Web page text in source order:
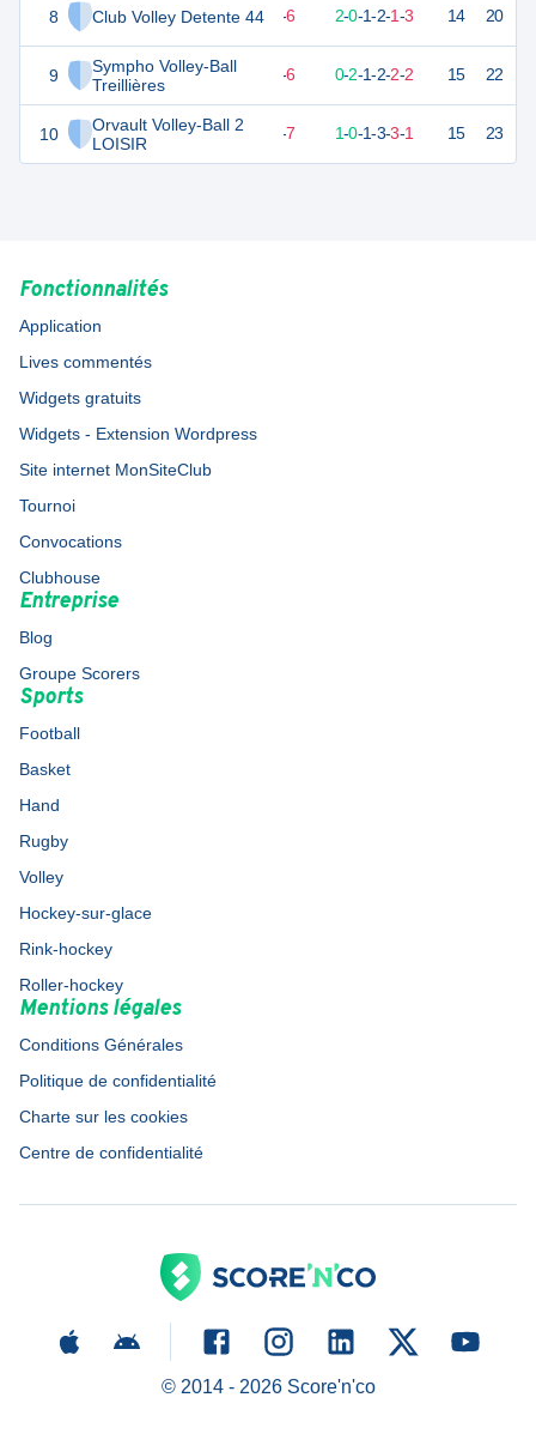
8 Club Volley Detente 44
9
Sympho Volley-Ball
Treillières
10
Orvault Volley-Ball 2
LOISIR
10 9 -6 2-0-1-2-1-3 14 20
10 9 -6 0-2-1-2-2-2 15 22
8 9 -7 1-0-1-3-3-1 15 23
Fonctionnalités
Application
Lives commentés
Widgets gratuits
Widgets - Extension Wordpress
Site internet MonSiteClub
Tournoi
Convocations
Clubhouse
Entreprise
Blog
Groupe Scorers
Sports
Football
Basket
Hand
Rugby
Volley
Hockey-sur-glace
Rink-hockey
Roller-hockey
Mentions légales
Conditions Générales
Politique de confidentialité
Charte sur les cookies
Centre de confidentialité
© 2014 - 2026Score'n'co